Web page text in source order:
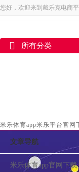
您好，欢迎来到戴乐克电商平
所有分类
米乐体育app米乐平台官网
文章导航
米乐